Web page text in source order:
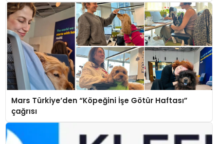
Mars Türkiye’den “Köpeğini İşe Götür Haftası”
çağrısı